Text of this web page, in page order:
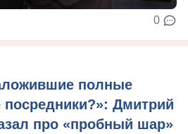
0
полные
Дмитрий
про «пробный шар»